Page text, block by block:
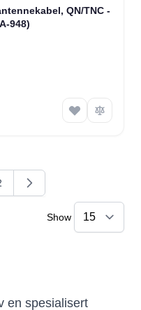
QN/TNC -
948)
reading page
Show
en spesialisert